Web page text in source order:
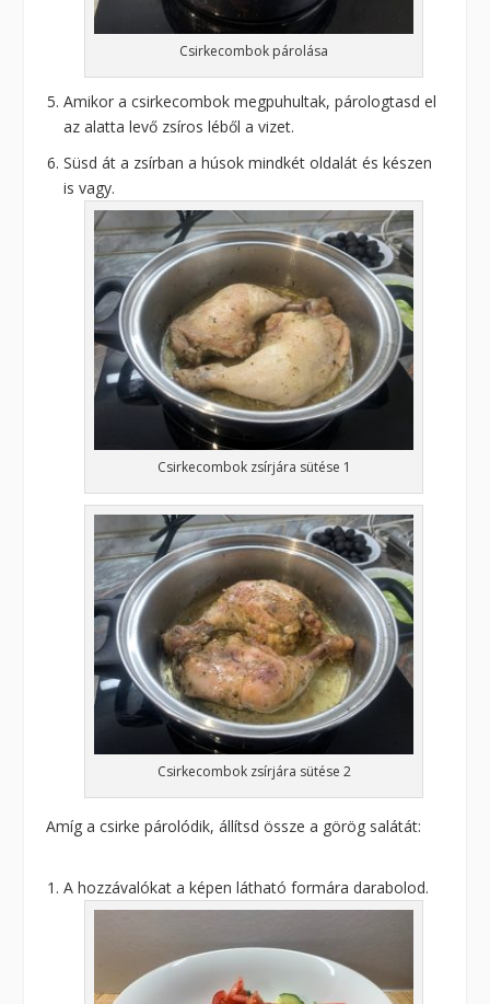
Csirkecombok párolása
Amikor a csirkecombok megpuhultak, párologtasd el
az alatta levő zsíros léből a vizet.
Süsd át a zsírban a húsok mindkét oldalát és készen
is vagy.
Csirkecombok zsírjára sütése 1
Csirkecombok zsírjára sütése 2
Amíg a csirke párolódik, állítsd össze a görög salátát:
A hozzávalókat a képen látható formára darabolod.